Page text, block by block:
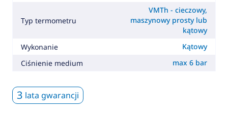
Typ termometru
VMTh - cieczowy,
maszynowy prosty lub
kątowy
Wykonanie
Kątowy
Ciśnienie medium
max 6 bar
3 lata gwarancji